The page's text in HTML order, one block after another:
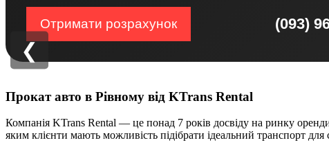
Отримати розрахунок (093)
Прокат авто в Рівному від KTrans Rental
Компанія KTrans Rental — це понад 7 років досвіду на ринку
яким клієнти мають можливість підібрати ідеальний транспорт для
❮